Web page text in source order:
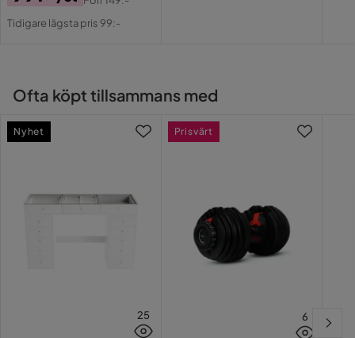
Pris
Original
Tidigare lägsta pris 99:-
Ofta köpt tillsammans med
25
Nyhet
6
Prisvärt